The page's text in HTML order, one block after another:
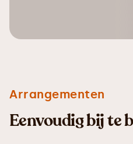
Arrangementen
Eenvoudig bij te